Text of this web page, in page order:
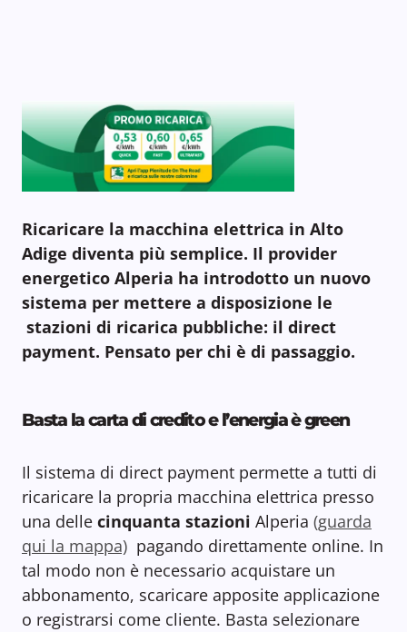
Ricaricare la macchina elettrica in Alto
Adige diventa più semplice. Il provider
energetico Alperia ha introdotto un nuovo
sistema per mettere a disposizione le
stazioni di ricarica pubbliche: il direct
payment. Pensato per chi è di passaggio.
Basta la carta di credito e l’energia è green
Il sistema di direct payment permette a tutti di
ricaricare la propria macchina elettrica presso
una delle cinquanta stazioni Alperia (guarda
qui la mappa) pagando direttamente online. In
tal modo non è necessario acquistare un
abbonamento, scaricare apposite applicazione
o registrarsi come cliente. Basta selezionare